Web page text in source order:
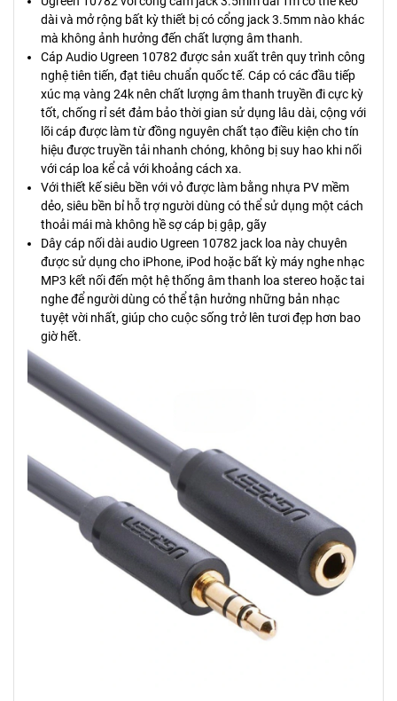
dài và mở rộng bất kỳ thiết bị có cổng jack 3.5mm nào khác
mà không ảnh hưởng đến chất lượng âm thanh.
Cáp Audio Ugreen 10782 được sản xuất trên quy trình công
nghệ tiên tiến, đạt tiêu chuẩn quốc tế. Cáp có các đầu tiếp
xúc mạ vàng 24k nên chất lượng âm thanh truyền đi cực kỳ
tốt, chống rỉ sét đảm bảo thời gian sử dụng lâu dài, cộng với
lõi cáp được làm từ đồng nguyên chất tạo điều kiện cho tín
hiệu được truyền tải nhanh chóng, không bị suy hao khi nối
với cáp loa kể cả với khoảng cách xa.
Với thiết kế siêu bền với vỏ được làm bằng nhựa PV mềm
dẻo, siêu bền bỉ hỗ trợ người dùng có thể sử dụng một cách
thoải mái mà không hề sợ cáp bị gập, gãy
Dây cáp nối dài audio Ugreen 10782 jack loa này chuyên
được sử dụng cho iPhone, iPod hoặc bất kỳ máy nghe nhạc
MP3 kết nối đến một hệ thống âm thanh loa stereo hoặc tai
nghe để người dùng có thể tận hưởng những bản nhạc
tuyệt vời nhất, giúp cho cuộc sống trở lên tươi đẹp hơn bao
giờ hết.